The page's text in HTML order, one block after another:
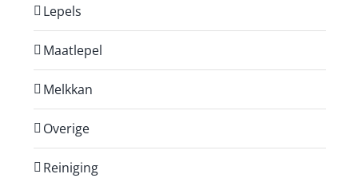
Lepels
Maatlepel
Melkkan
Overige
Reiniging